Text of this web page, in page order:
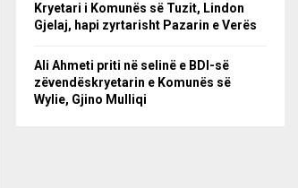
Kryetari i Komunës së Tuzit, Lindon
Gjelaj, hapi zyrtarisht Pazarin e Verës
Ali Ahmeti priti në selinë e BDI-së
zëvendëskryetarin e Komunës së
Wylie, Gjino Mulliqi